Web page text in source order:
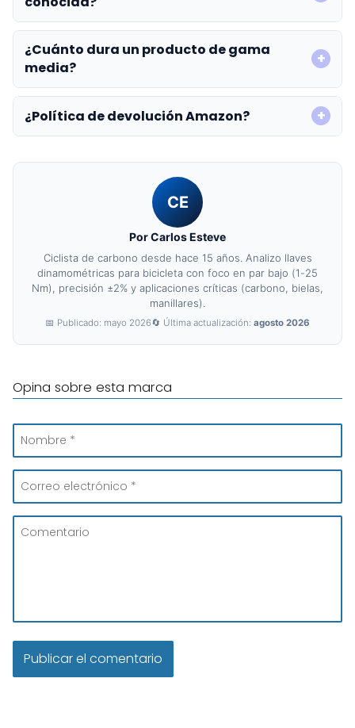
¿Cuánto dura un producto de gama
media?
¿Política de devolución Amazon?
CE
Por Carlos Esteve
Ciclista de carbono desde hace 15 años. Analizo llaves
dinamométricas para bicicleta con foco en par bajo (1-25
Nm), precisión ±2% y aplicaciones críticas (carbono, bielas,
manillares).
📅 Publicado: mayo 2026🔄 Última actualización: agosto 2026
Opina sobre esta marca